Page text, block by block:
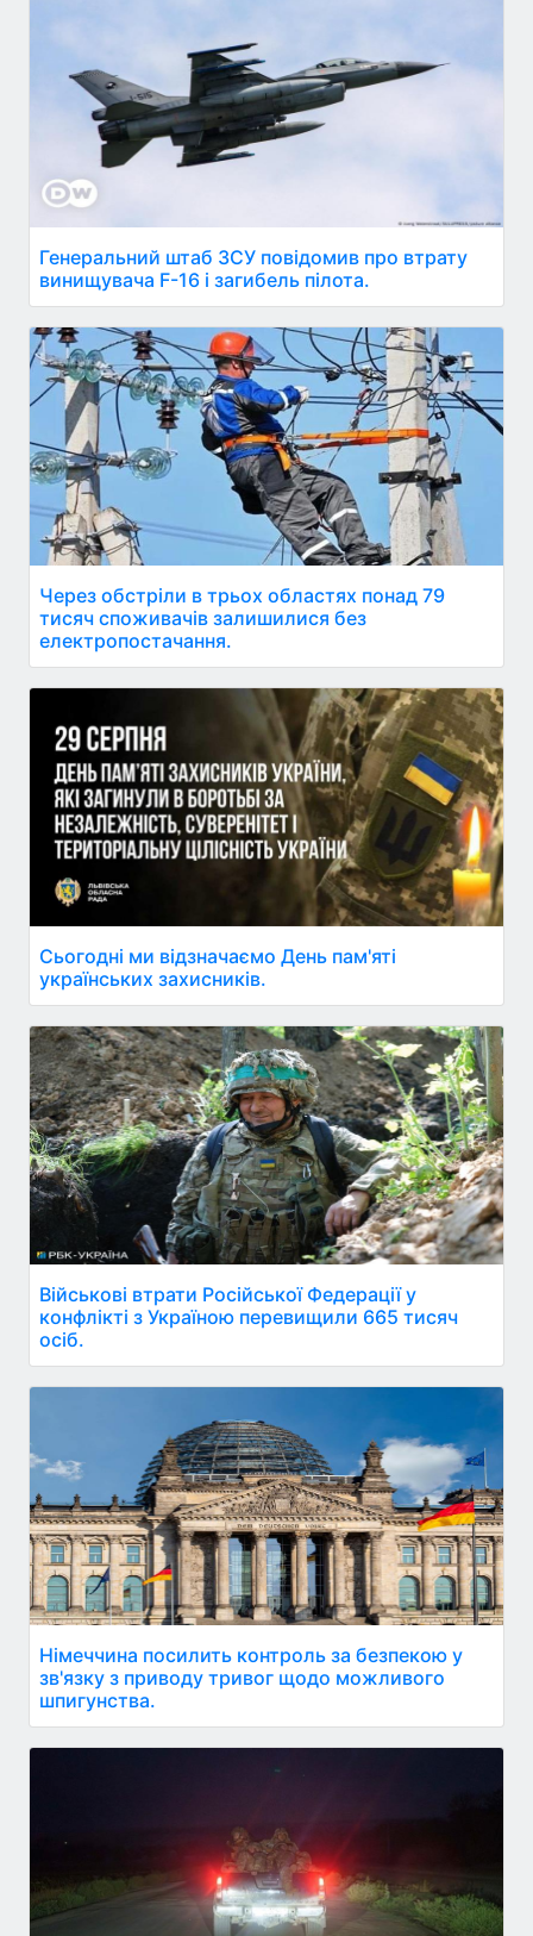
Генеральний штаб ЗСУ повідомив про втрату
винищувача F-16 і загибель пілота.
Через обстріли в трьох областях понад 79
тисяч споживачів залишилися без
електропостачання.
Сьогодні ми відзначаємо День пам'яті
українських захисників.
Військові втрати Російської Федерації у
конфлікті з Україною перевищили 665 тисяч
осіб.
Німеччина посилить контроль за безпекою у
зв'язку з приводу тривог щодо можливого
шпигунства.